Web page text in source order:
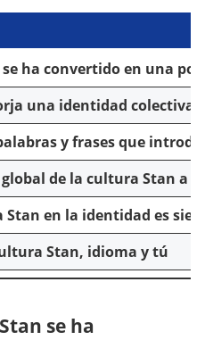
ha convertido en una
una identidad colectiva?
y frases que
de la cultura Stan a
en la identidad es
Stan, idioma y tú
se ha